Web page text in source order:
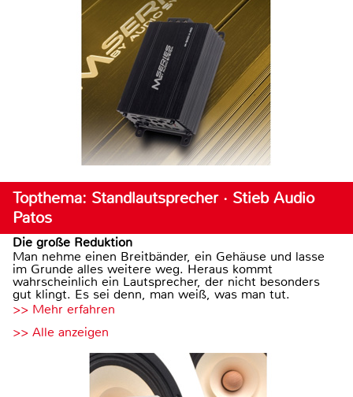
Topthema: Standlautsprecher · Stieb Audio
Patos
Die große Reduktion
Man nehme einen Breitbänder, ein Gehäuse und lasse
im Grunde alles weitere weg. Heraus kommt
wahrscheinlich ein Lautsprecher, der nicht besonders
gut klingt. Es sei denn, man weiß, was man tut.
>> Mehr erfahren
>> Alle anzeigen